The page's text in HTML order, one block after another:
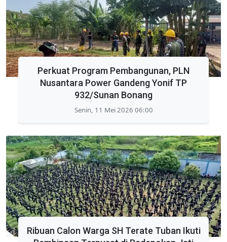
Perkuat Program Pembangunan, PLN
Nusantara Power Gandeng Yonif TP
932/Sunan Bonang
Senin, 11 Mei 2026 06:00
Ribuan Calon Warga SH Terate Tuban Ikuti